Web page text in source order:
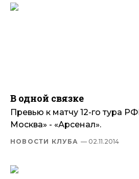
В одной связке
Превью к матчу 12-го тура
Москва» - «Арсенал».
НОВОСТИ КЛУБА — 02.11.2014